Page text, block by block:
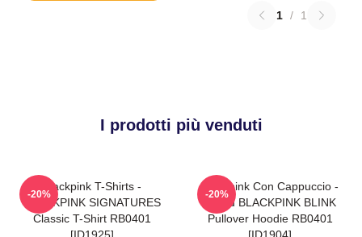
1 / 1
I prodotti più venduti
Blackpink T-Shirts -
BLACKPINK SIGNATURES
Classic T-Shirt RB0401
[ID1925]
-20%
Blackpink Con Cappuccio -
Proud BLACKPINK BLINK
Pullover Hoodie RB0401
[ID1904]
-20%